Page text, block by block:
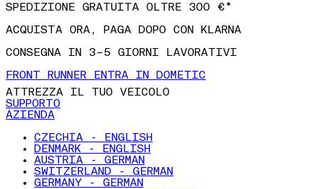
ACQUISTA ORA, PAGA DOPO CON KLARNA
CONSEGNA IN 3–5 GIORNI LAVORATIVI
FRONT RUNNER ENTRA IN DOMETIC
ATTREZZA IL TUO VEICOLO
SUPPORTO
AZIENDA
CZECHIA - ENGLISH
DENMARK - ENGLISH
AUSTRIA - GERMAN
SWITZERLAND - GERMAN
GERMANY - GERMAN